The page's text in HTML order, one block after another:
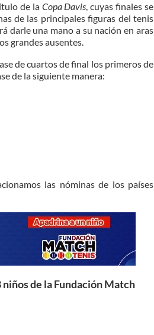
de la Copa Davis, cuyas finales se
de las principales figuras del tenis
darle una mano a su nación en aras
grandes ausentes.
de cuartos de final los primeros de
de la siguiente manera:
las nóminas de los países
de la Fundación Match